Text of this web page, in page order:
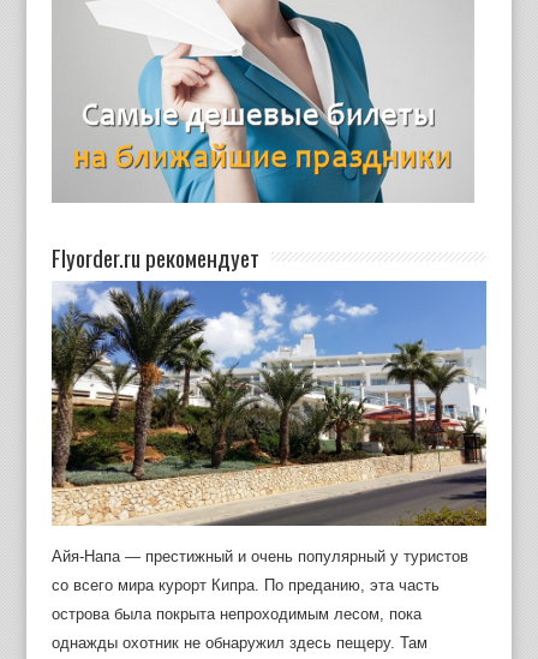
Flyorder.ru рекомендует
Айя-Напа — престижный и очень популярный у туристов
со всего мира курорт Кипра. По преданию, эта часть
острова была покрыта непроходимым лесом, пока
однажды охотник не обнаружил здесь пещеру. Там